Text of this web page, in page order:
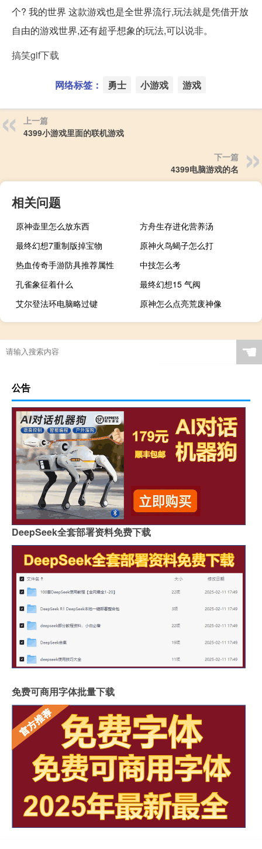
个? 我的世界 这款游戏也是全世界流行,玩法就是凭借开放
自由的游戏世界,还有超乎想象的玩法,可以说非。
搞笑gif下载
网络标签： 勇士 小游戏 游戏
上一篇
4399小游戏里面的联机游戏
下一篇
4399电脑游戏的名
相关问题
原神壶里怎么放东西
方舟生存进化营养汤
最终幻想7重制版掉宝物
原神火鸟蝎子怎么打
热血传奇手游防具推荐属性
中技怎么考
孔雀象征着什么
最终幻想15 气阀
艾尔登法环电脑略过键
原神怎么点亮荒废神像
☚
公告
DeepSeek全套部署资料免费下载
免费可商用字体批量下载